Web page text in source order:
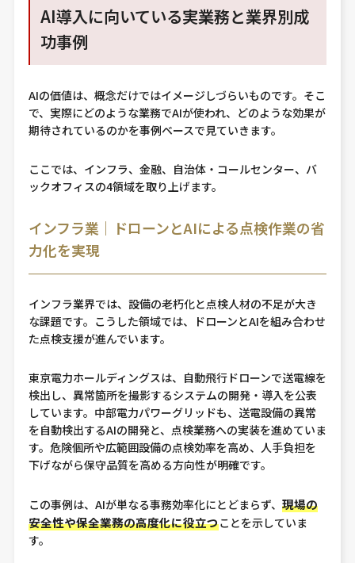
AI導入に向いている実業務と業界別成
功事例
AIの価値は、概念だけではイメージしづらいものです。そこ
で、実際にどのような業務でAIが使われ、どのような効果が
期待されているのかを事例ベースで見ていきます。
ここでは、インフラ、金融、自治体・コールセンター、バ
ックオフィスの4領域を取り上げます。
インフラ業｜ドローンとAIによる点検作業の省
力化を実現
インフラ業界では、設備の老朽化と点検人材の不足が大き
な課題です。こうした領域では、ドローンとAIを組み合わせ
た点検支援が進んでいます。
東京電力ホールディングスは、自動飛行ドローンで送電線を
検出し、異常箇所を撮影するシステムの開発・導入を公表
しています。中部電力パワーグリッドも、送電設備の異常
を自動検出するAIの開発と、点検業務への実装を進めていま
す。危険個所や広範囲設備の点検効率を高め、人手負担を
下げながら保守品質を高める方向性が明確です。
この事例は、AIが単なる事務効率化にとどまらず、 現場の
安全性や保全業務の高度化に役立つことを示していま
す。